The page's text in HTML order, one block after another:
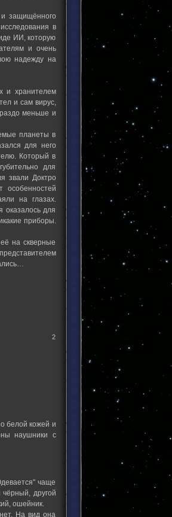
защищённого
в
ИИ, которую
и очень
надежду на
и хранителем
и сам вирус,
меньше и
планеты в
для него
Который в
для
звали Доктро
особенностей
на глазах.
оказалось для
приборы.
на скверные
2
белой кожей и
наушники с
чаще
другой
ошейник.
На вид она